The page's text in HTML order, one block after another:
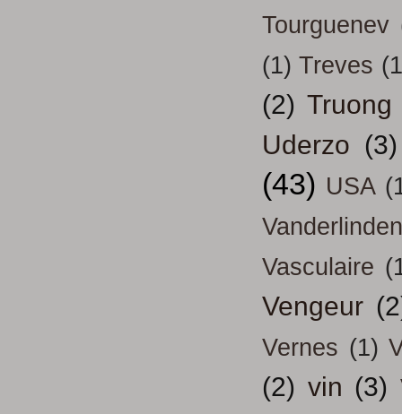
Tourguenev
(1) Treves
(2) Truong
Uderzo (3)
(43) USA
Vanderlinden
Vasculaire
Vengeur
Vernes (1)
(2) vin (3)